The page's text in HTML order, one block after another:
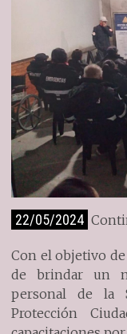
22/05/2024
Con el objetivo
de brindar un
personal de la
Protección